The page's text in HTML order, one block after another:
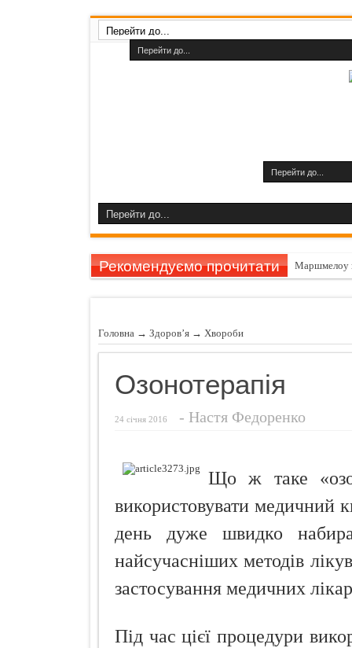
Рекомендуємо прочитати Маршмелоу
Шампуні
Ознаки
Головна → Здоров’я → Хвороби
Озонотерапія
24 січня 2016 - Настя Федоренко
Що ж таке
використовувати медичний
день дуже швидко
найсучасніших методів
застосування медичних
Під час цієї процедури